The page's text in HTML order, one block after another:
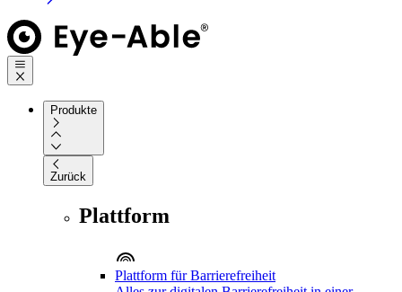
Produkte
Zurück
Plattform
Plattform für Barrierefreiheit